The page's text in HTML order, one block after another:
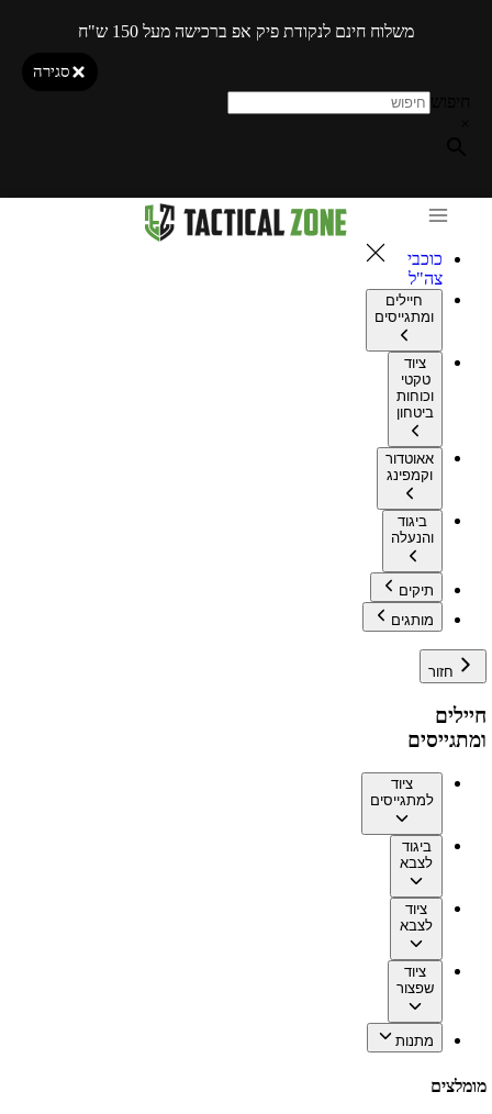
משלוח חינם לנקודת פיק אפ ברכישה מעל 150 ש"ח
סגירה
כוכבי
צה"ל
חיילים
ומתגייסים
ציוד
טקטי
וכוחות
ביטחון
אאוטדור
וקמפינג
ביגוד
והנעלה
תיקים
מותגים
חזור
חיילים
ומתגייסים
ציוד
למתגייסים
ביגוד
לצבא
ציוד
לצבא
ציוד
שפצור
מתנות
מומלצים